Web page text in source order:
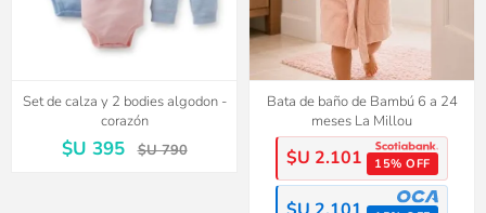
Set de calza y 2 bodies algodon -
corazón
$U 395 $U 790
Bata de baño de Bambú 6 a 24
meses La Millou
$U 2.101 15% OFF